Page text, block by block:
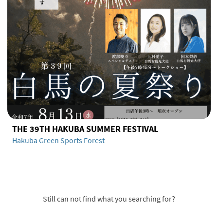
THE 39TH HAKUBA SUMMER FESTIVAL
Hakuba Green Sports Forest
Still can not find what you searching for?